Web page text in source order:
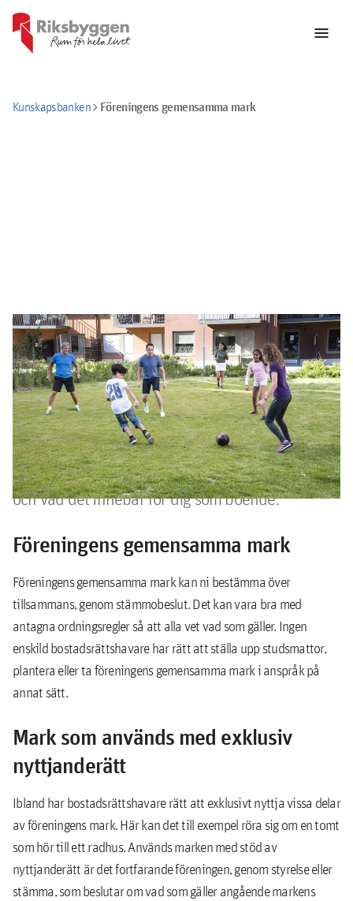
menu
Kunskapsbankenchevron_rightFöreningens gemensamma mark
Nyttjande av föreningens
gemensamma mark
All mark ägs av föreningen, men kan nyttjas på
olika sätt. Här går vi igenom nyttjanderätten för
de tre huvudsakliga marktyperna i en förening
och vad det innebär för dig som boende.
Föreningens gemensamma mark
Föreningens gemensamma mark kan ni bestämma över
tillsammans, genom stämmobeslut. Det kan vara bra med
antagna ordningsregler så att alla vet vad som gäller. Ingen
enskild bostadsrättshavare har rätt att ställa upp studsmattor,
plantera eller ta föreningens gemensamma mark i anspråk på
annat sätt.
Mark som används med exklusiv
nyttjanderätt
Ibland har bostadsrättshavare rätt att exklusivt nyttja vissa delar
av föreningens mark. Här kan det till exempel röra sig om en tomt
som hör till ett radhus. Används marken med stöd av
nyttjanderätt är det fortfarande föreningen, genom styrelse eller
stämma, som beslutar om vad som gäller angående markens